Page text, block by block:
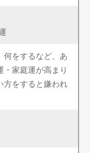
何をするなど、あ
家庭運が高まり
方をすると嫌われ